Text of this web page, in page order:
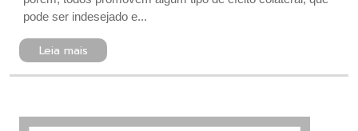
pode ser indesejado e...
Leia mais